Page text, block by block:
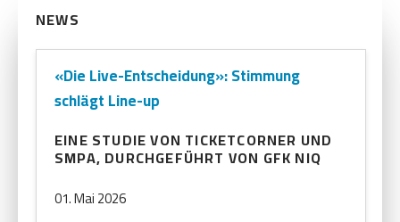
NEWS
«Die Live-Entscheidung»: Stimmung
schlägt Line-up
EINE STUDIE VON TICKETCORNER UND
SMPA, DURCHGEFÜHRT VON GFK NIQ
01. Mai 2026